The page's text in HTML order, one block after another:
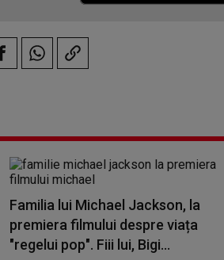
Familia lui Michael Jackson, la
premiera filmului despre viața
"regelui pop". Fiii lui, Bigi...